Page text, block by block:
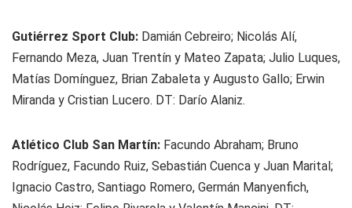
Gutiérrez Sport Club: Damián Cebreiro; Nicolás Alí,
Fernando Meza, Juan Trentín y Mateo Zapata; Julio Luques,
Matías Domínguez, Brian Zabaleta y Augusto Gallo; Erwin
Miranda y Cristian Lucero. DT: Darío Alaniz.
Atlético Club San Martín: Facundo Abraham; Bruno
Rodríguez, Facundo Ruiz, Sebastián Cuenca y Juan Marital;
Ignacio Castro, Santiago Romero, Germán Manyenfich,